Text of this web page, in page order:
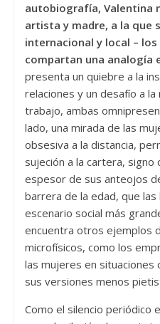
autobiografía, Valentina
artista y madre, a la que
internacional y local –
compartan una analogía
presenta un quiebre a la
relaciones y un desafío a
trabajo, ambas
lado, una mirada de las
obsesiva a la distancia,
sujeción a la cartera, signo
espesor de sus anteojos
barrera de la edad, que
escenario social más
encuentra otros ejemplos
microfísicos, como los
las mujeres en situaciones
sus versiones menos
Como el silencio periódico